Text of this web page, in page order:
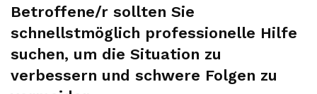
Betroffene/r sollten Sie
schnellstmöglich professionelle Hilfe
suchen, um die Situation zu
verbessern und schwere Folgen zu